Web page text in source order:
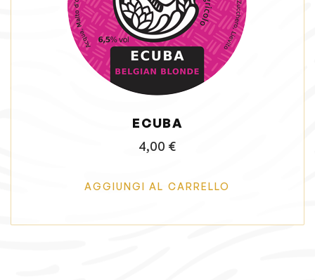
g
a
z
e
u
t
o
ECUBA
4,00 €
AGGIUNGI AL CARRELLO